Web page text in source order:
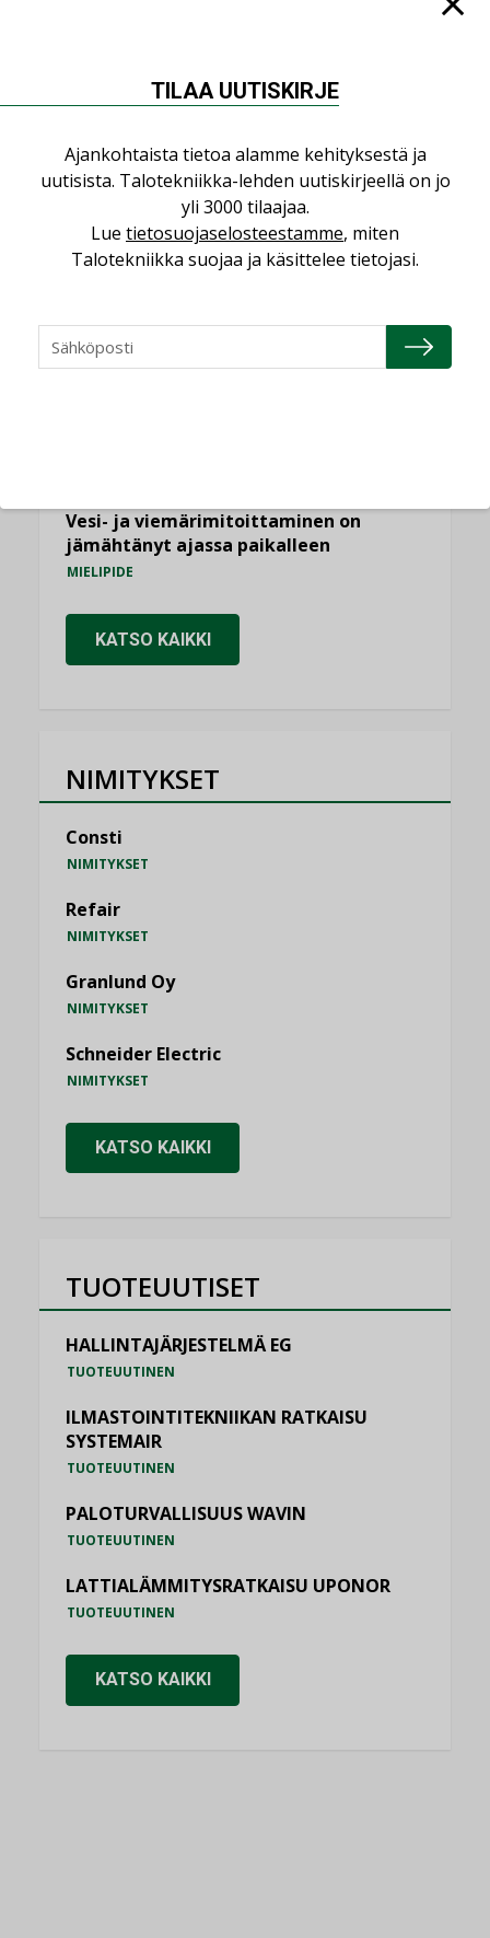
NÄKÖKULMIA
Puheista tekoihin – uusin teknologia
käyttöön kiinteistöissä
Sähköistäminen säästää euroja
Yli miljoona kotia on vailla toimivaa
ilmanvaihtoa
Vesi- ja viemärimitoittaminen on
jämähtänyt ajassa paikalleen
MIELIPIDE
KATSO KAIKKI
NIMITYKSET
Consti
NIMITYKSET
Refair
NIMITYKSET
Granlund Oy
NIMITYKSET
Schneider Electric
NIMITYKSET
KATSO KAIKKI
TUOTEUUTISET
HALLINTAJÄRJESTELMÄ EG
TUOTEUUTINEN
ILMASTOINTITEKNIIKAN RATKAISU
SYSTEMAIR
TUOTEUUTINEN
PALOTURVALLISUUS WAVIN
TUOTEUUTINEN
LATTIALÄMMITYSRATKAISU UPONOR
TUOTEUUTINEN
KATSO KAIKKI
TILAA UUTISKIRJE
Ajankohtaista tietoa alamme kehityksestä ja
uutisista. Talotekniikka-lehden uutiskirjeellä on jo
yli 3000 tilaajaa.
Lue tietosuojaselosteestamme, miten
Talotekniikka suojaa ja käsittelee tietojasi.